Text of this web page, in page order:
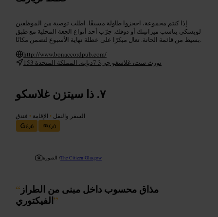
إذا كنتم مجموعة، احجزوا طاولة مسبقًا. اطلب توصية من الموظفين
لويسكي يناسب ميزانيتك أو ذوقك. جرّب أحد أنواع الجعة المحلية مع طبق
بسيط من قائمة الحانة. تعال مبكرًا على عطلة نهاية الأسبوع لتضمن مكانًا.
http://www.bonaccordpub.com/
153 نورث ست، غلاسغو جي3 7ديإيه، المملكة المتحدة
ذا سيتزن غلاسكو
السفر والنقل • الإقامة • فندق
٤٫٥
٤٫٥
الصورة /The Citizen Glasgow
“ مذاق محسوب داخل مبنى من الطراز
الفيكتوري”